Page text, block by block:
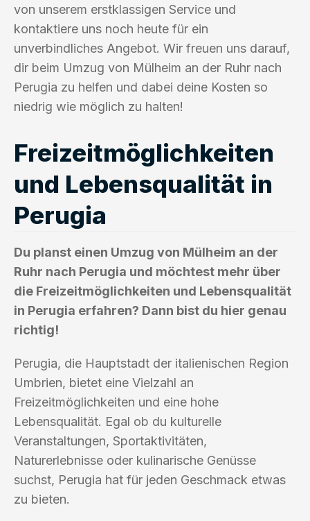
von unserem erstklassigen Service und
kontaktiere uns noch heute für ein
unverbindliches Angebot. Wir freuen uns darauf,
dir beim Umzug von Mülheim an der Ruhr nach
Perugia zu helfen und dabei deine Kosten so
niedrig wie möglich zu halten!
Freizeitmöglichkeiten
und Lebensqualität in
Perugia
Du planst einen Umzug von Mülheim an der
Ruhr nach Perugia und möchtest mehr über
die Freizeitmöglichkeiten und Lebensqualität
in Perugia erfahren? Dann bist du hier genau
richtig!
Perugia, die Hauptstadt der italienischen Region
Umbrien, bietet eine Vielzahl an
Freizeitmöglichkeiten und eine hohe
Lebensqualität. Egal ob du kulturelle
Veranstaltungen, Sportaktivitäten,
Naturerlebnisse oder kulinarische Genüsse
suchst, Perugia hat für jeden Geschmack etwas
zu bieten.